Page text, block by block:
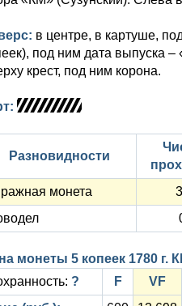
в центре, в картуше,
под ним дата выпуска
крест, под ним корона.
Разновидности
монета
монеты 5 копеек 1780 г.
? F VF